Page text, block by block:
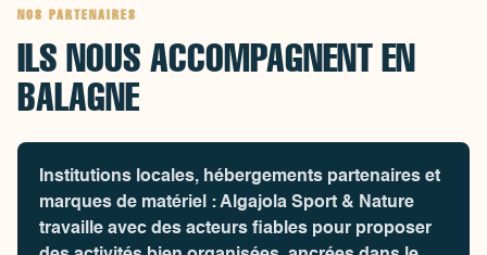
NOS PARTENAIRES
ILS NOUS ACCOMPAGNENT EN
BALAGNE
Institutions locales, hébergements partenaires et
marques de matériel : Algajola Sport & Nature
travaille avec des acteurs fiables pour proposer